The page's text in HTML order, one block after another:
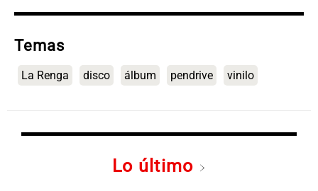
Temas
La Renga disco álbum pendrive vinilo
Lo último